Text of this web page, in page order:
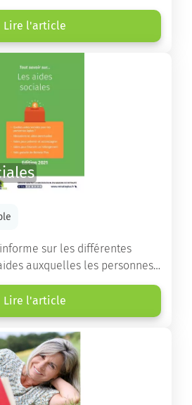
services seniors adaptée.
Lire l'article
sur les différentes
auxquelles les personnes
financer un séjour en maison
à domicile.
Lire l'article